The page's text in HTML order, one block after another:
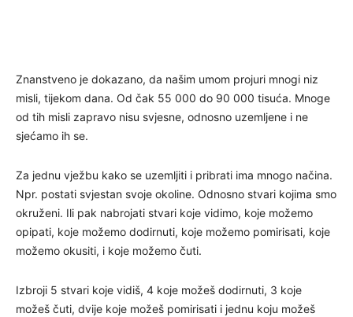
Znanstveno je dokazano, da našim umom projuri mnogi niz
misli, tijekom dana. Od čak 55 000 do 90 000 tisuća. Mnoge
od tih misli zapravo nisu svjesne, odnosno uzemljene i ne
sjećamo ih se.
Za jednu vježbu kako se uzemljiti i pribrati ima mnogo načina.
Npr. postati svjestan svoje okoline. Odnosno stvari kojima smo
okruženi. Ili pak nabrojati stvari koje vidimo, koje možemo
opipati, koje možemo dodirnuti, koje možemo pomirisati, koje
možemo okusiti, i koje možemo čuti.
Izbroji 5 stvari koje vidiš, 4 koje možeš dodirnuti, 3 koje
možeš čuti, dvije koje možeš pomirisati i jednu koju možeš